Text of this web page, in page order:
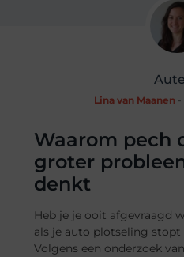
Lina van Maanen-
Waarom pech
groter
denkt
Heb je je ooit afgevraagd
als je auto plotseling stopt
Volgens een onderzoek